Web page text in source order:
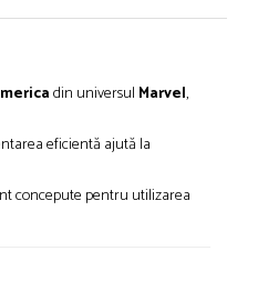
din universul Marvel,
eficientă ajută la
concepute pentru utilizarea